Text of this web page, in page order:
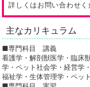
詳しくはお問い合わせく
主なカリキュラム
■専門科目 講義
看護学・解剖獣医学・臨床
学・ペット社会学・経営学
福祉学・生体管理学・ペッ